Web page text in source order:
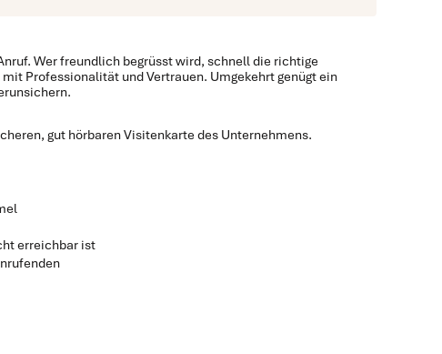
Wer freundlich begrüsst wird, schnell die richtige
Professionalität und Vertrauen. Umgekehrt genügt ein
gut hörbaren Visitenkarte des Unternehmens.
erreichbar ist